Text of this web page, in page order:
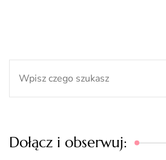
Dołącz i obserwuj: